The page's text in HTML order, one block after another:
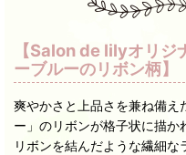
【Salon de lilyオリジ
ーブルーのリボン柄】
爽やかさと上品さを兼ね備え
ー」のリボンが格子状に描か
リボンを結んだような繊細